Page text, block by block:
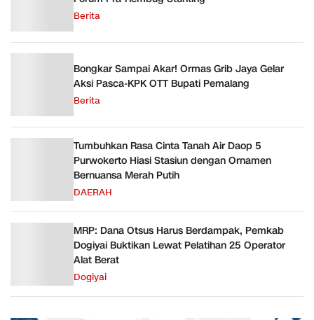
Berita
Bongkar Sampai Akar! Ormas Grib Jaya Gelar
Aksi Pasca-KPK OTT Bupati Pemalang
Berita
Tumbuhkan Rasa Cinta Tanah Air Daop 5
Purwokerto Hiasi Stasiun dengan Ornamen
Bernuansa Merah Putih
DAERAH
MRP: Dana Otsus Harus Berdampak, Pemkab
Dogiyai Buktikan Lewat Pelatihan 25 Operator
Alat Berat
Dogiyai